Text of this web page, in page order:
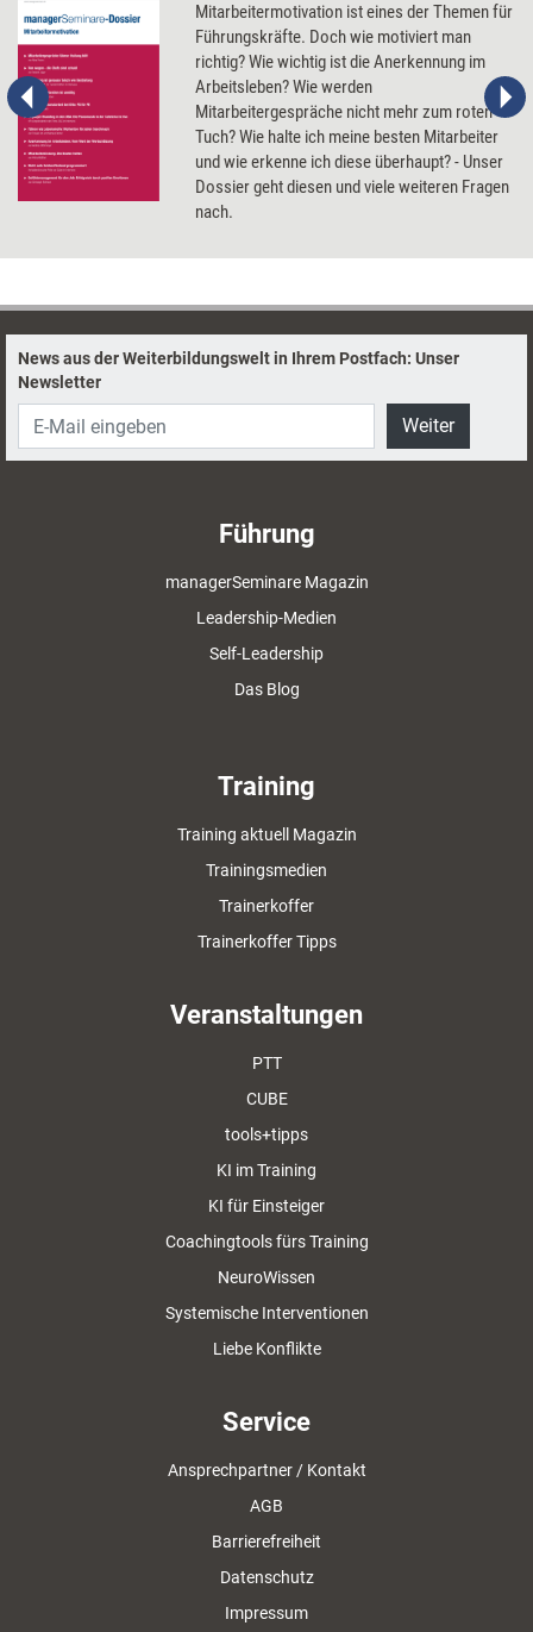
Mitarbeitermotivation ist eines der Themen für
Führungskräfte. Doch wie motiviert man
richtig? Wie wichtig ist die Anerkennung im
Arbeitsleben? Wie werden
Mitarbeitergespräche nicht mehr zum roten
Tuch? Wie halte ich meine besten Mitarbeiter
und wie erkenne ich diese überhaupt? - Unser
Dossier geht diesen und viele weiteren Fragen
nach.
News aus der Weiterbildungswelt in Ihrem Postfach: Unser
Newsletter
Weiter
Führung
managerSeminare Magazin
Leadership-Medien
Self-Leadership
Das Blog
Training
Training aktuell Magazin
Trainingsmedien
Trainerkoffer
Trainerkoffer Tipps
Veranstaltungen
PTT
CUBE
tools+tipps
KI im Training
KI für Einsteiger
Coachingtools fürs Training
NeuroWissen
Systemische Interventionen
Liebe Konflikte
Service
Ansprechpartner / Kontakt
AGB
Barrierefreiheit
Datenschutz
Impressum